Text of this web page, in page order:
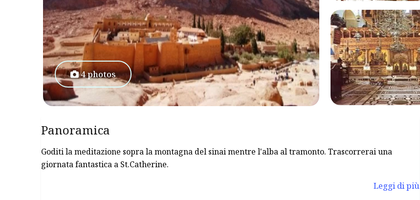
4 photos
Panoramica
Goditi la meditazione sopra la montagna del sinai mentre l'alba al tramonto. Trascorrerai una
giornata fantastica a St.Catherine.
Leggi di più